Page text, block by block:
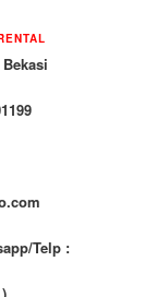
Telp :